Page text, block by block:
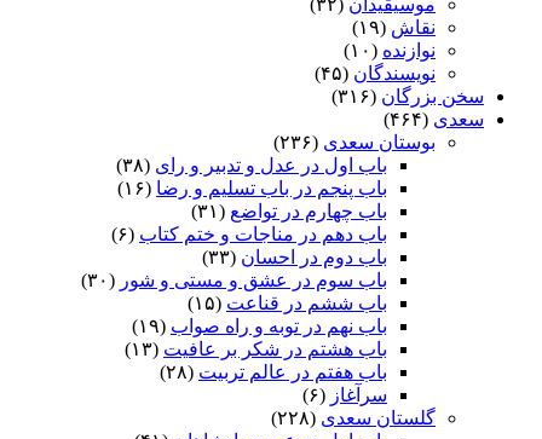
موسیقیدان (۳۲)
نقاش (۱۹)
نوازنده (۱۰)
نویسندگان (۴۵)
سخن بزرگان (۳۱۶)
سعدی (۴۶۴)
بوستان سعدی (۲۳۶)
باب اول در عدل و تدبیر و رای (۳۸)
باب پنجم در باب تسلیم و رضا (۱۶)
باب چهارم در تواضع (۳۱)
باب دهم در مناجات و ختم کتاب (۶)
باب دوم در احسان (۳۳)
باب سوم در عشق و مستی و شور (۳۰)
باب ششم در قناعت (۱۵)
باب نهم در توبه و راه صواب (۱۹)
باب هشتم در شکر بر عافیت (۱۳)
باب هفتم در عالم تربیت (۲۸)
سرآغاز (۶)
گلستان سعدی (۲۲۸)